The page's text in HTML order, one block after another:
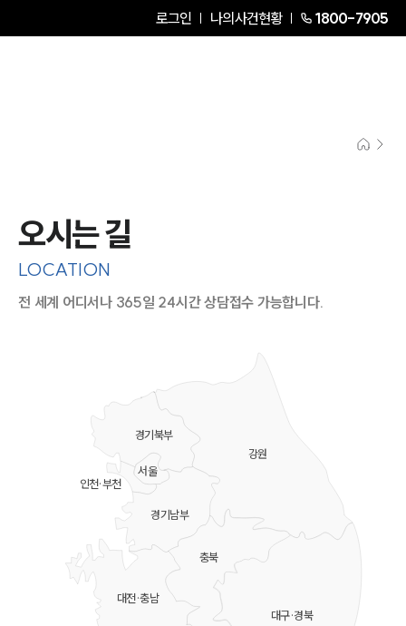
로그인 나의사건현황 1800-7905
오시는 길
LOCATION
전 세계 어디서나 365일 24시간 상담접수 가능합니다.
강원
충북
대전·충남
대구·경북
경기북부
경기남부
서울
인천·부천